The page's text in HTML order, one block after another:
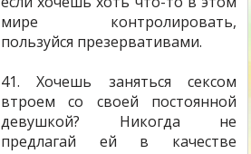
мире контролировать,
пользуйся презервативами.
41. Хочешь заняться сексом
втроем со своей постоянной
девушкой? Никогда не
предлагай ей в качестве